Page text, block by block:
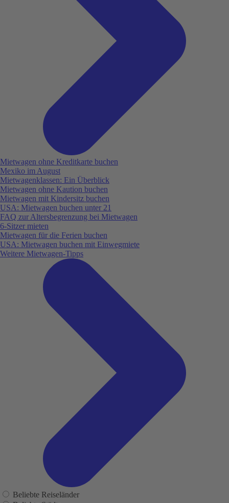
Mietwagen ohne Kreditkarte buchen
Mexiko im August
Mietwagenklassen: Ein Überblick
Mietwagen ohne Kaution buchen
Mietwagen mit Kindersitz buchen
USA: Mietwagen buchen unter 21
FAQ zur Altersbegrenzung bei Mietwagen
6-Sitzer mieten
Mietwagen für die Ferien buchen
USA: Mietwagen buchen mit Einwegmiete
Weitere Mietwagen-Tipps
Beliebte Reiseländer